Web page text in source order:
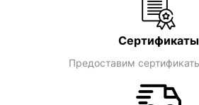
Сертификаты
Предоставим